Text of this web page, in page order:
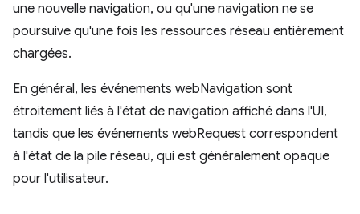
une nouvelle navigation, ou qu'une navigation ne se
poursuive qu'une fois les ressources réseau entièrement
chargées.
En général, les événements webNavigation sont
étroitement liés à l'état de navigation affiché dans l'UI,
tandis que les événements webRequest correspondent
à l'état de la pile réseau, qui est généralement opaque
pour l'utilisateur.